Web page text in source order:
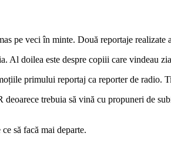
pe veci în minte. Două reportaje realizate
doilea este despre copiii care vindeau
primului reportaj ca reporter de radio.
trebuia să vină cu propuneri de
să facă mai departe.